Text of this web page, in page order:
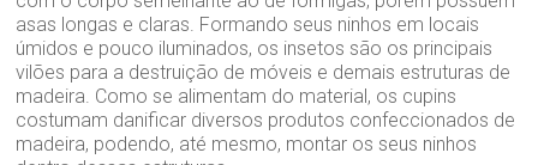
asas longas e claras. Formando seus ninhos em locais
úmidos e pouco iluminados, os insetos são os principais
vilões para a destruição de móveis e demais estruturas de
madeira. Como se alimentam do material, os cupins
costumam danificar diversos produtos confeccionados de
madeira, podendo, até mesmo, montar os seus ninhos